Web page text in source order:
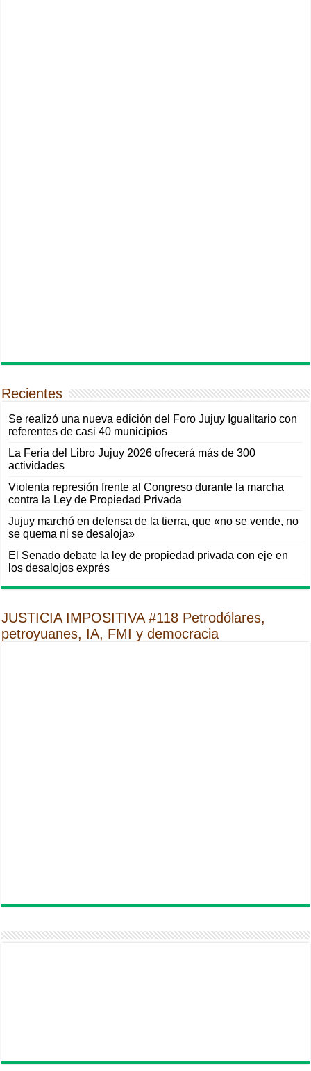
Recientes
Se realizó una nueva edición del Foro Jujuy Igualitario con
referentes de casi 40 municipios
La Feria del Libro Jujuy 2026 ofrecerá más de 300
actividades
Violenta represión frente al Congreso durante la marcha
contra la Ley de Propiedad Privada
Jujuy marchó en defensa de la tierra, que «no se vende, no
se quema ni se desaloja»
El Senado debate la ley de propiedad privada con eje en
los desalojos exprés
JUSTICIA IMPOSITIVA #118 Petrodólares,
petroyuanes, IA, FMI y democracia